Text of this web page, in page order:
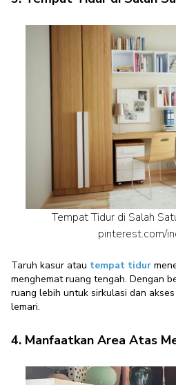
Tempat Tidur di Salah
pinterest.com/
Taruh kasur atau tempat tidur
menghemat ruang tengah. Dengan
ruang lebih untuk sirkulasi dan
lemari.
4. Manfaatkan Area Atas